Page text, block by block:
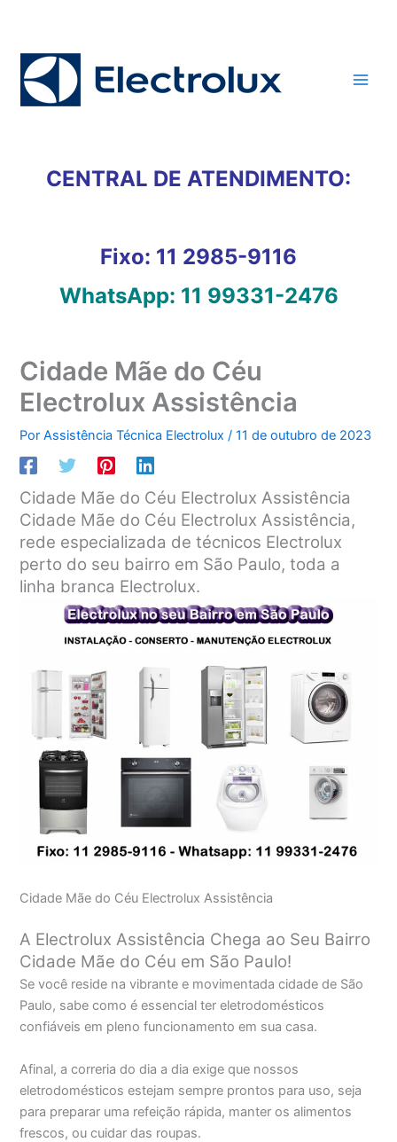
conteúdo
CENTRAL DE ATENDIMENTO:
Fixo: 11 2985-9116
WhatsApp: 11 99331-2476
Cidade Mãe do Céu
Electrolux Assistência
PorAssistência Técnica Electrolux/11 de outubro de 2023
Cidade Mãe do Céu Electrolux Assistência
Cidade Mãe do Céu Electrolux Assistência,
rede especializada de técnicos Electrolux
perto do seu bairro em São Paulo, toda a
linha branca Electrolux.
Cidade Mãe do Céu Electrolux Assistência
A Electrolux Assistência Chega ao Seu Bairro
Cidade Mãe do Céu em São Paulo!
Se você reside na vibrante e movimentada cidade de São
Paulo, sabe como é essencial ter eletrodomésticos
confiáveis em pleno funcionamento em sua casa.
Afinal, a correria do dia a dia exige que nossos
eletrodomésticos estejam sempre prontos para uso, seja
para preparar uma refeição rápida, manter os alimentos
frescos, ou cuidar das roupas.